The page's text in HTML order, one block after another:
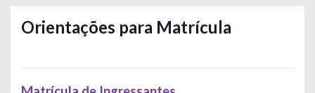
Orientações para Matrícula